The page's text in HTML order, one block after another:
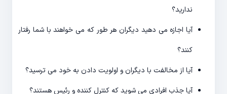
ندارید؟
آیا اجازه می دهید دیگران هر طور که می خواهند با شما رفتار
کنند؟
آیا از مخالفت با دیگران و اولویت دادن به خود می ترسید؟
آیا جذب افرادی می شوید که کنترل کننده و رئیس هستند؟